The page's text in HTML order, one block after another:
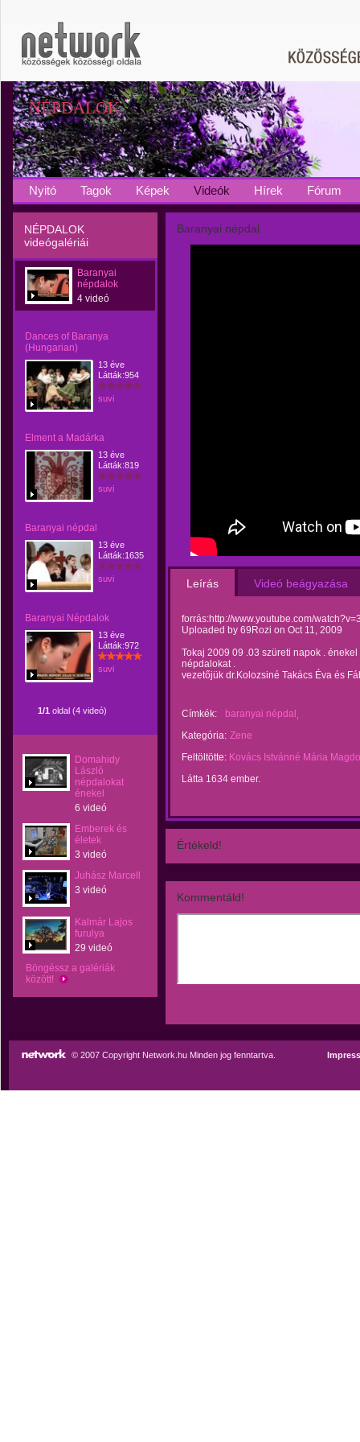
NÉPDALOK
Nyitó Tagok Képek Videók Hírek Fórum
NÉPDALOK
videógalériái
Baranyai
népdalok
4 videó
Dances of Baranya
(Hungarian)
13 éve
Látták:954
suvi
Elment a Madárka
13 éve
Látták:819
suvi
Baranyai népdal
13 éve
Látták:1635
suvi
Baranyai Népdalok
13 éve
Látták:972
suvi
1/1 oldal (4 videó)
Domahidy
László
népdalokat
énekel
6 videó
Emberek és
életek
3 videó
Juhász Marcell
3 videó
Kalmár Lajos
furulya
29 videó
Böngéssz a galériák
között!
Baranyai népdal
Leírás Videó beágyazása
forrás:http://www.youtube.com/
Uploaded by 69Rozi on Oct 11, 2009
Tokaj 2009 09 .03 szüreti napok .
népdalokat .
vezetőjük dr.Kolozsiné Takács Éva és
Címkék:
baranyai népdal
Kategória: Zene
Feltöltötte: Kovács Istvánné Mária
Látta 1634 ember.
Értékeld!
Kommentáld!
© 2007 Copyright Network.hu Minden jog fenntartva.